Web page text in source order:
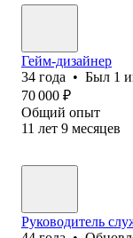
Гейм-дизайнер
34 года • Был 1
70 000 ₽
Общий опыт
11 лет 9 месяцев
Руководитель